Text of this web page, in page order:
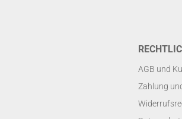
AGB und
Zahlung